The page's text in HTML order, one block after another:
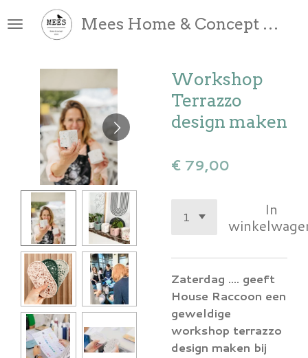
direct
Mees Home & Concept Store
Workshop
Terrazzo
design maken
€ 79,00
In
Zaterdag .... geeft
House Raccoon een
geweldige
workshop terrazzo
design maken bij